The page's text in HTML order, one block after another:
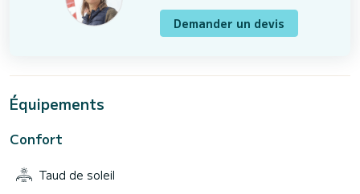
Demander un devis
Équipements
Confort
Taud de soleil